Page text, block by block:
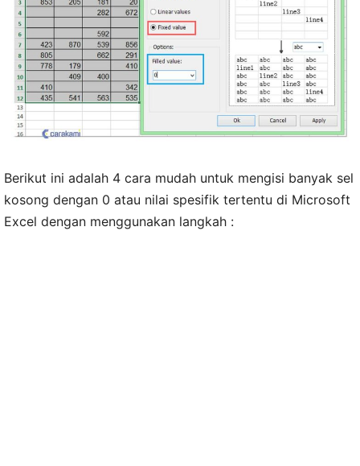
Berikut ini adalah 4 cara mudah untuk mengisi banyak sel
kosong dengan 0 atau nilai spesifik tertentu di Microsoft
Excel dengan menggunakan langkah :